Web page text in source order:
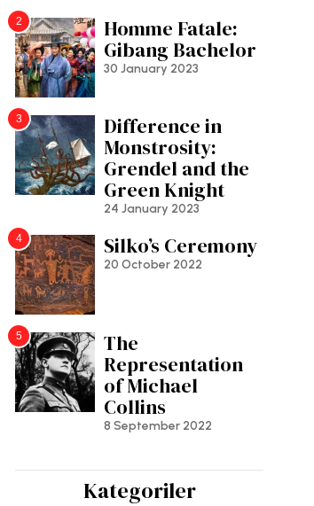
2
Homme Fatale:
Gibang Bachelor
30 January 2023
3
Difference in
Monstrosity:
Grendel and the
Green Knight
24 January 2023
4 Silko’s Ceremony
20 October 2022
5
The
Representation
of Michael
Collins
8 September 2022
Kategoriler